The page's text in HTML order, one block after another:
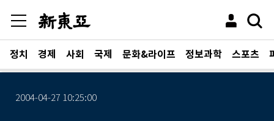
정치 경제 사회 국제 문화&라이프 정보과학 스포츠
2004-04-27 10:25:00